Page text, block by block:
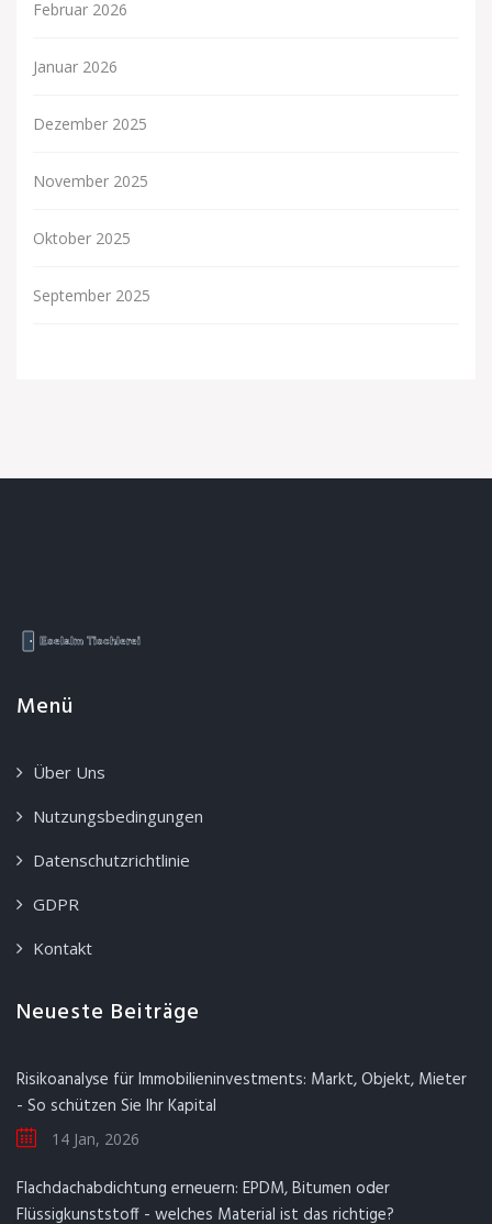
Februar 2026
Januar 2026
Dezember 2025
November 2025
Oktober 2025
September 2025
Menü
Über Uns
Nutzungsbedingungen
Datenschutzrichtlinie
GDPR
Kontakt
Neueste Beiträge
Risikoanalyse für Immobilieninvestments: Markt, Objekt, Mieter
- So schützen Sie Ihr Kapital
14 Jan, 2026
Flachdachabdichtung erneuern: EPDM, Bitumen oder
Flüssigkunststoff - welches Material ist das richtige?